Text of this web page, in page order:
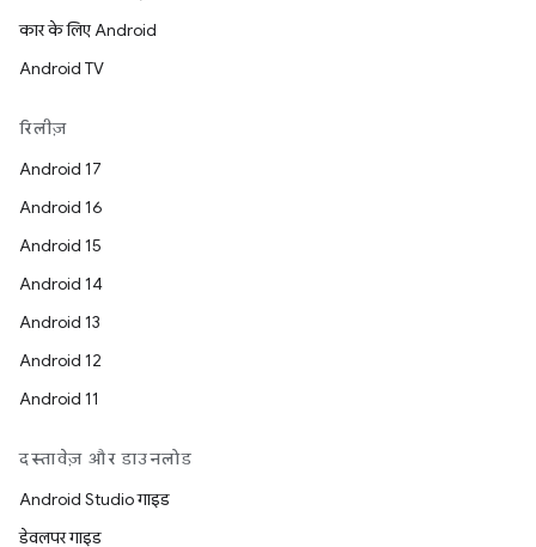
कार के लिए Android
Android TV
रिलीज़
Android 17
Android 16
Android 15
Android 14
Android 13
Android 12
Android 11
दस्तावेज़ और डाउनलोड
Android Studio गाइड
डेवलपर गाइड